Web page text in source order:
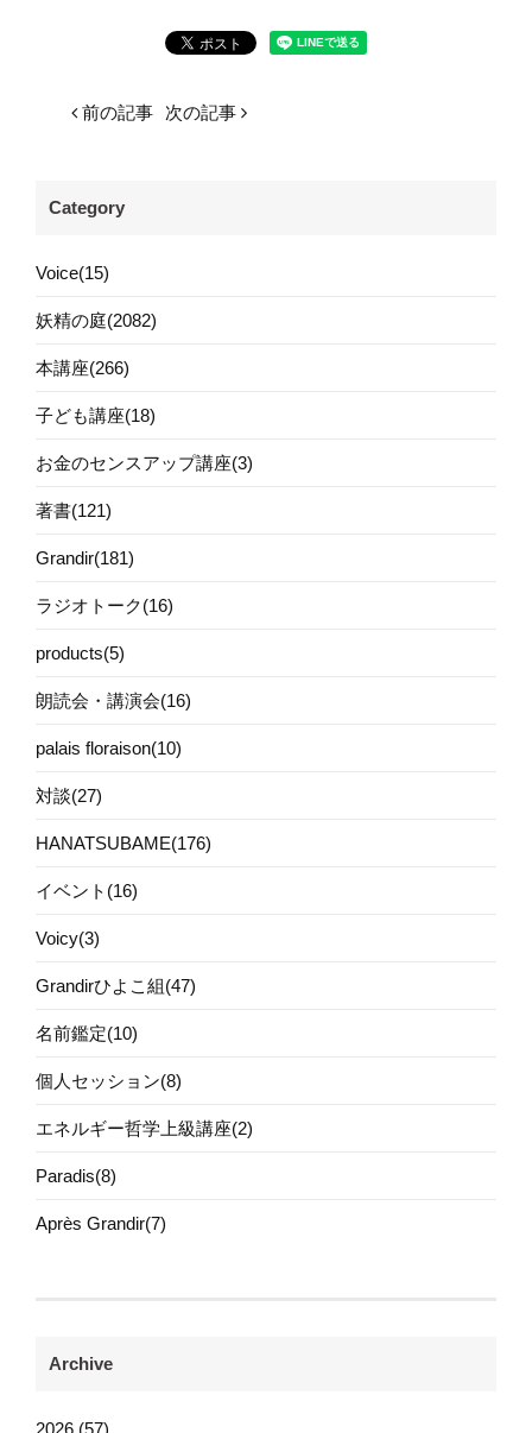
前の記事 次の記事
Category
Voice(15)
妖精の庭(2082)
本講座(266)
子ども講座(18)
お金のセンスアップ講座(3)
著書(121)
Grandir(181)
ラジオトーク(16)
products(5)
朗読会・講演会(16)
palais floraison(10)
対談(27)
HANATSUBAME(176)
イベント(16)
Voicy(3)
Grandirひよこ組(47)
名前鑑定(10)
個人セッション(8)
エネルギー哲学上級講座(2)
Paradis(8)
Après Grandir(7)
Archive
2026 (57)